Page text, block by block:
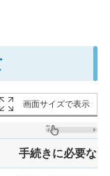
画面サイズで表示
手続きに必要な